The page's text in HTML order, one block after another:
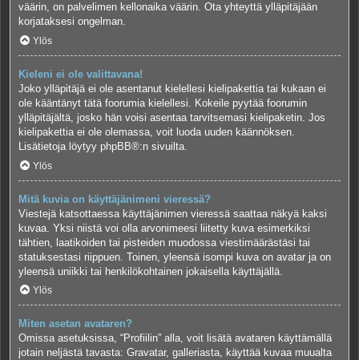
väärin, on palvelimen kellonaika väärin. Ota yhteyttä ylläpitäjään
korjataksesi ongelman.
Ylös
Kieleni ei ole valittavana!
Joko ylläpitäjä ei ole asentanut kielellesi kielipakettia tai kukaan ei
ole kääntänyt tätä foorumia kielellesi. Kokeile pyytää foorumin
ylläpitäjältä, josko hän voisi asentaa tarvitsemasi kielipaketin. Jos
kielipakettia ei ole olemassa, voit luoda uuden käännöksen.
Lisätietoja löytyy phpBB®:n sivuilta.
Ylös
Mitä kuvia on käyttäjänimeni vieressä?
Viestejä katsottaessa käyttäjänimen vieressä saattaa näkyä kaksi
kuvaa. Yksi niistä voi olla arvonimeesi liitetty kuva esimerkiksi
tähtien, laatikoiden tai pisteiden muodossa viestimäärästäsi tai
statuksestasi riippuen. Toinen, yleensä isompi kuva on avatar ja on
yleensä uniikki tai henkilökohtainen jokaisella käyttäjällä.
Ylös
Miten asetan avataren?
Omissa asetuksissa, “Profiilin” alla, voit lisätä avataren käyttämällä
jotain neljästä tavasta: Gravatar, galleriasta, käyttää kuvaa muualta